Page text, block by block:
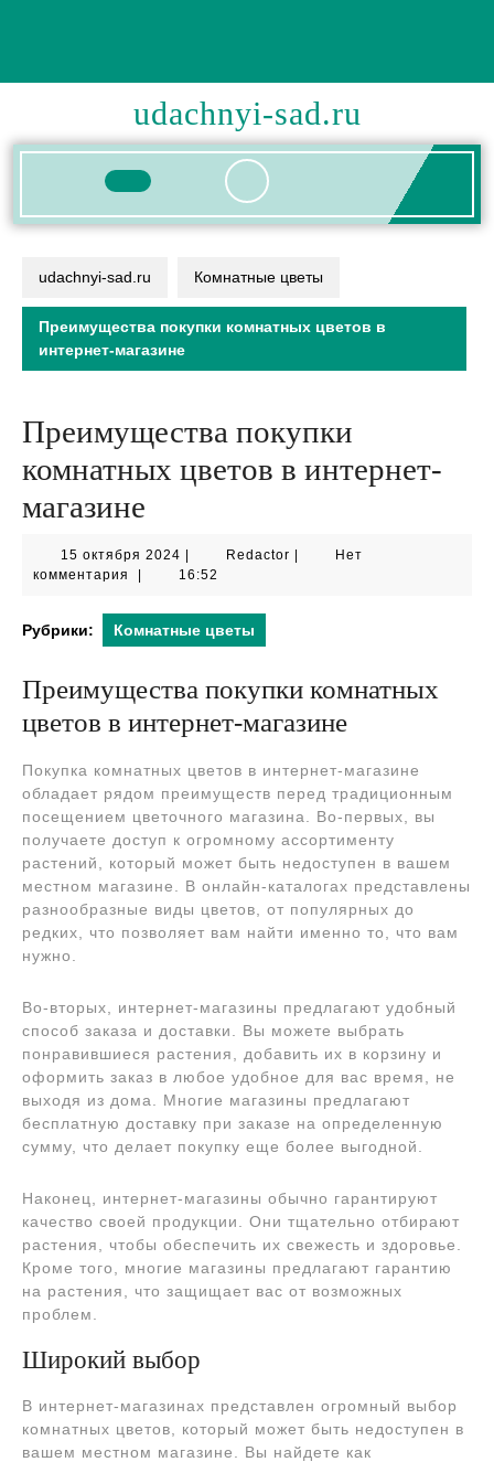
udachnyi-sad.ru
Кнопка
udachnyi-sad.ru Комнатные цветы
Преимущества покупки комнатных цветов в
интернет-магазине
Преимущества покупки
комнатных цветов в интернет-
магазине
15 октября 2024 15
октября
RedactorRedactor
Нет
комментария
16:52
Рубрики: Комнатные цветы
Преимущества покупки комнатных
цветов в интернет-магазине
Покупка комнатных цветов в интернет-магазине
обладает рядом преимуществ перед традиционным
посещением цветочного магазина. Во-первых, вы
получаете доступ к огромному ассортименту
растений, который может быть недоступен в вашем
местном магазине. В онлайн-каталогах представлены
разнообразные виды цветов, от популярных до
редких, что позволяет вам найти именно то, что вам
нужно.
Во-вторых, интернет-магазины предлагают удобный
способ заказа и доставки. Вы можете выбрать
понравившиеся растения, добавить их в корзину и
оформить заказ в любое удобное для вас время, не
выходя из дома. Многие магазины предлагают
бесплатную доставку при заказе на определенную
сумму, что делает покупку еще более выгодной.
Наконец, интернет-магазины обычно гарантируют
качество своей продукции. Они тщательно отбирают
растения, чтобы обеспечить их свежесть и здоровье.
Кроме того, многие магазины предлагают гарантию
на растения, что защищает вас от возможных
проблем.
Широкий выбор
В интернет-магазинах представлен огромный выбор
комнатных цветов, который может быть недоступен в
вашем местном магазине. Вы найдете как